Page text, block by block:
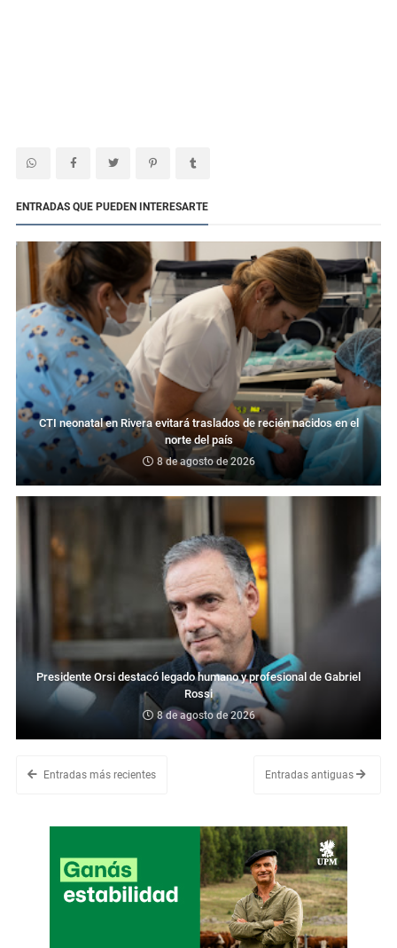
ENTRADAS QUE PUEDEN INTERESARTE
CTI neonatal en Rivera evitará traslados de recién nacidos en el
norte del país
8 de agosto de 2026
Presidente Orsi destacó legado humano y profesional de Gabriel
Rossi
8 de agosto de 2026
Entradas más recientes Entradas antiguas